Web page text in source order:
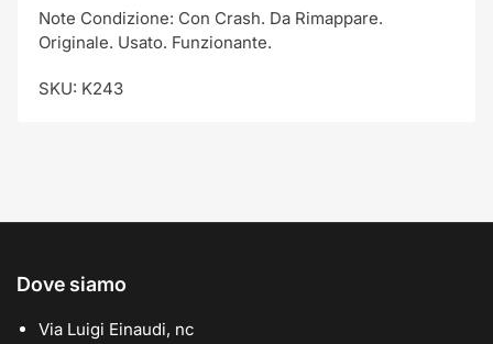
Note Condizione: Con Crash. Da Rimappare.
Originale. Usato. Funzionante.
SKU: K243
Dove siamo
Via Luigi Einaudi, nc